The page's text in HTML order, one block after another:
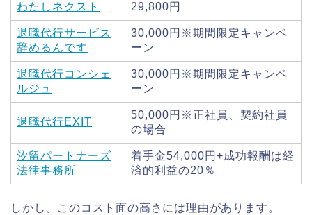
わたしネクスト 29,800円
退職代行サービス
辞めるんです
30,000円※期間限定キャンペ
ーン
退職代行コンシェ
ルジュ
30,000円※期間限定キャンペ
ーン
退職代行EXIT
50,000円※正社員、契約社員
の場合
汐留パートナーズ
法律事務所
着手金54,000円+成功報酬は経
済的利益の20％
しかし、このコスト面の高さには理由があります。